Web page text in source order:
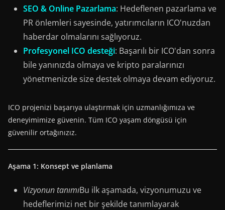
SEO & Online Pazarlama: Hedeflenen pazarlama ve
PR önlemleri sayesinde, yatırımcıların ICO'nuzdan
haberdar olmalarını sağlıyoruz.
Profesyonel ICO desteği: Başarılı bir ICO'dan sonra
bile yanınızda olmaya ve kripto paralarınızı
yönetmenizde size destek olmaya devam ediyoruz.
ICO projenizi başarıya ulaştırmak için uzmanlığımıza ve
deneyimimize güvenin. Tüm ICO yaşam döngüsü için
güvenilir ortağınızız.
Aşama 1: Konsept ve planlama
Vizyonun tanımıBu ilk aşamada, vizyonumuzu ve
hedeflerimizi net bir şekilde tanımlayarak